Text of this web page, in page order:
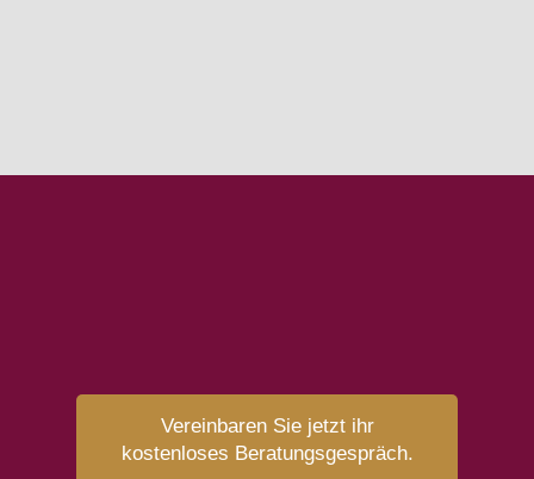
Vereinbaren Sie jetzt ihr
kostenloses Beratungsgespräch.